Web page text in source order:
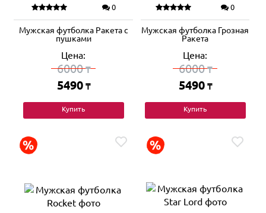
0
Мужская футболка Ракета с
пушками
Цена:
6000₸
5490 ₸
Купить
0
Мужская футболка Грозная
Ракета
Цена:
6000₸
5490 ₸
Купить